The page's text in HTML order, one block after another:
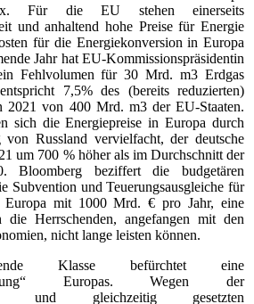
Für die EU stehen einerseits
und anhaltend hohe Preise für Energie
für die Energiekonversion in Europa
Jahr hat EU-Kommissionspräsidentin
Fehlvolumen für 30 Mrd. m3 Erdgas
7,5% des (bereits reduzierten)
2021 von 400 Mrd. m3 der EU-Staaten.
sich die Energiepreise in Europa durch
Russland vervielfacht, der deutsche
um 700 % höher als im Durchschnitt der
Bloomberg beziffert die budgetären
Subvention und Teuerungsausgleiche für
Europa mit 1000 Mrd. € pro Jahr, eine
die Herrschenden, angefangen mit den
nicht lange leisten können.
Klasse befürchtet eine
Europas. Wegen der
und gleichzeitig gesetzten